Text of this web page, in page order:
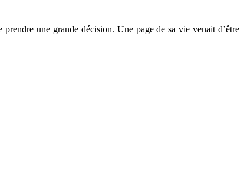
une grande décision. Une page de sa vie venait d’être